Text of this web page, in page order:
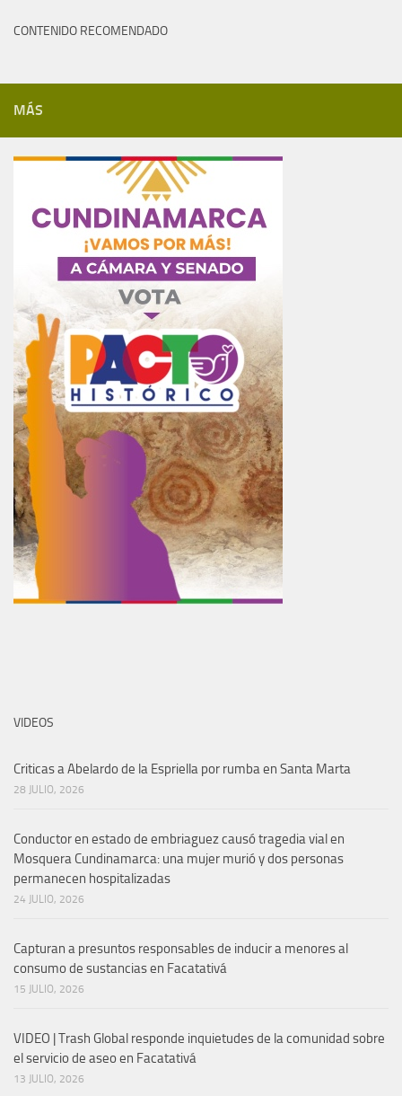
CONTENIDO RECOMENDADO
MÁS
VIDEOS
Criticas a Abelardo de la Espriella por rumba en Santa Marta
28 JULIO, 2026
Conductor en estado de embriaguez causó tragedia vial en
Mosquera Cundinamarca: una mujer murió y dos personas
permanecen hospitalizadas
24 JULIO, 2026
Capturan a presuntos responsables de inducir a menores al
consumo de sustancias en Facatativá
15 JULIO, 2026
VIDEO | Trash Global responde inquietudes de la comunidad sobre
el servicio de aseo en Facatativá
13 JULIO, 2026